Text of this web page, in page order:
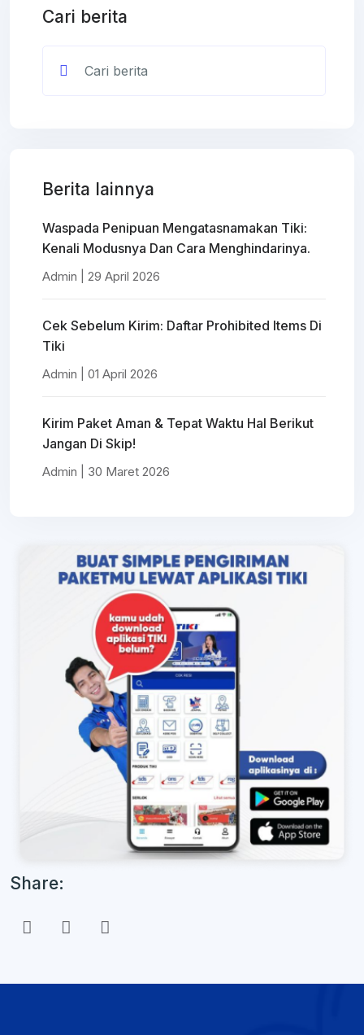
Cari berita
Berita lainnya
Waspada Penipuan Mengatasnamakan Tiki:
Kenali Modusnya Dan Cara Menghindarinya.
Admin | 29 April 2026
Cek Sebelum Kirim: Daftar Prohibited Items Di
Tiki
Admin | 01 April 2026
Kirim Paket Aman & Tepat Waktu Hal Berikut
Jangan Di Skip!
Admin | 30 Maret 2026
Share: